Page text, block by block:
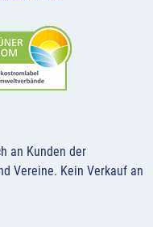
an Kunden der
Vereine. Kein Verkauf an